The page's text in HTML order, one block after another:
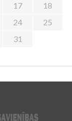
17
18
24
25
31